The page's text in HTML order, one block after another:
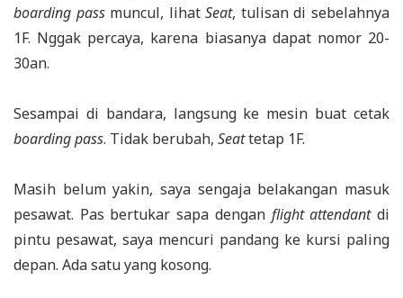
boarding passmuncul, lihatSeat, tulisan di sebelahnya
1F. Nggak percaya, karena biasanya dapat nomor 20-
30an.
Sesampai di bandara, langsung ke mesin buat cetak
boarding pass. Tidak berubah, Seattetap 1F.
Masih belum yakin, saya sengaja belakangan masuk
pesawat. Pas bertukar sapa dengan flight attendantdi
pintu pesawat, saya mencuri pandang ke kursi paling
depan. Ada satu yang kosong.